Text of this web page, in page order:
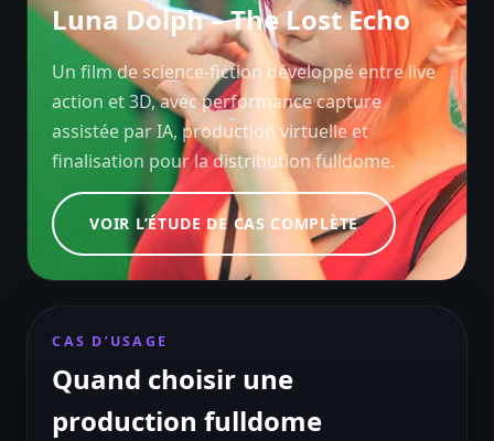
Luna Dolph – The Lost Echo
Un film de science-fiction développé entre live
action et 3D, avec performance capture
assistée par IA, production virtuelle et
finalisation pour la distribution fulldome.
VOIR L’ÉTUDE DE CAS COMPLÈTE
CAS D’USAGE
Quand choisir une
production fulldome